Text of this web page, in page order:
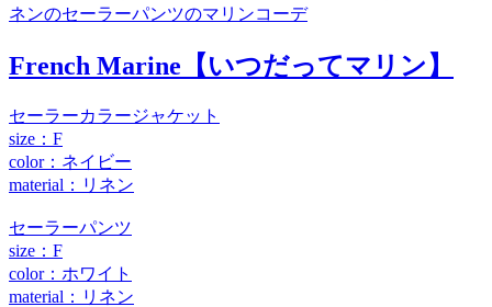
French Marine【いつだってマリン】
セーラーカラージャケット
size：F
color：ネイビー
material：リネン
セーラーパンツ
size：F
color：ホワイト
material：リネン